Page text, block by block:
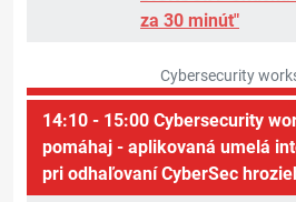
za 30 minút"
Cybersecurity
14:10 - 15:00 Cybersecurity
pomáhaj - aplikovaná umelá
pri odhaľovaní CyberSec